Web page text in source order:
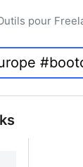
pour